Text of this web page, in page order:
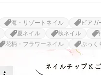
海・リゾートネイル ビアガ
夏ネイル 秋ネイル
花柄・フラワーネイル ぷっく